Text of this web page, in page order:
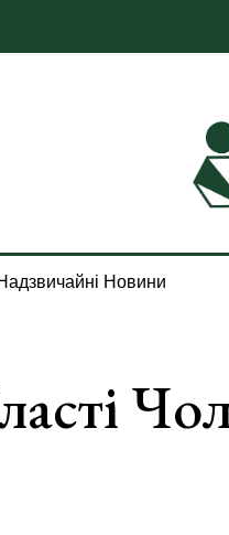
Новини